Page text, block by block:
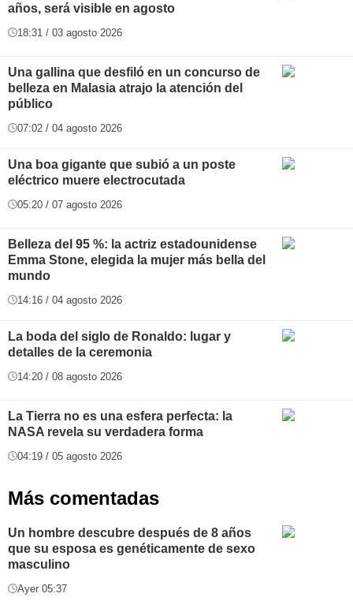
años, será visible en agosto
18:31 / 03 agosto 2026
Una gallina que desfiló en un concurso de
belleza en Malasia atrajo la atención del
público
07:02 / 04 agosto 2026
Una boa gigante que subió a un poste
eléctrico muere electrocutada
05:20 / 07 agosto 2026
Belleza del 95 %: la actriz estadounidense
Emma Stone, elegida la mujer más bella del
mundo
14:16 / 04 agosto 2026
La boda del siglo de Ronaldo: lugar y
detalles de la ceremonia
14:20 / 08 agosto 2026
La Tierra no es una esfera perfecta: la
NASA revela su verdadera forma
04:19 / 05 agosto 2026
Más comentadas
Un hombre descubre después de 8 años
que su esposa es genéticamente de sexo
masculino
Ayer 05:37